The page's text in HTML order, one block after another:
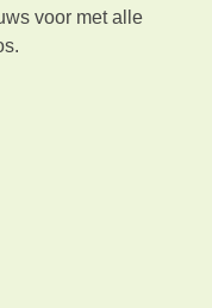
voor met alle